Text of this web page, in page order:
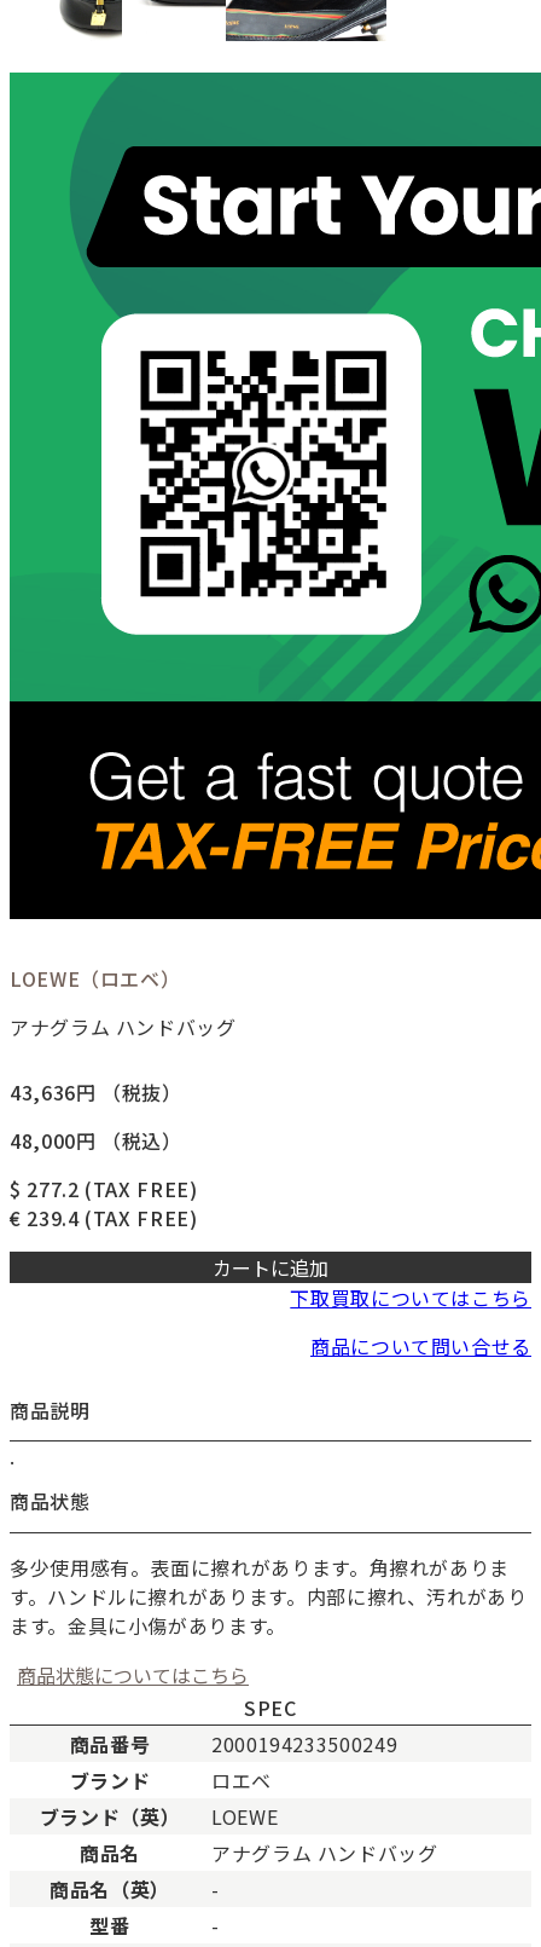
LOEWE（ロエベ）
アナグラム ハンドバッグ
43,636円
（税抜）
48,000円
（税込）
$ 277.2 (TAX FREE)
€ 239.4(TAX FREE)
カートに追加
下取買取についてはこちら
商品について問い合せる
商品説明
.
商品状態
多少使用感有。表面に擦れがあります。角擦れがありま
す。ハンドルに擦れがあります。内部に擦れ、汚れがあり
ます。金具に小傷があります。
商品状態についてはこちら
未使用
SAランク 未使用同様品。数回使用
Aランク
ABランク
SPEC
商品番号
2000194233500249
ブランド
ロエベ
ブランド（英）
LOEWE
商品名
アナグラム ハンドバッグ
商品名（英）
-
型番
-